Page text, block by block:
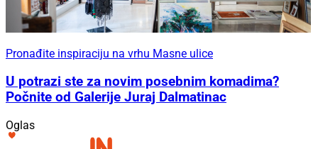
Pronađite inspiraciju na vrhu Masne ulice
U potrazi ste za novim posebnim komadima?
Počnite od Galerije Juraj Dalmatinac
Oglas